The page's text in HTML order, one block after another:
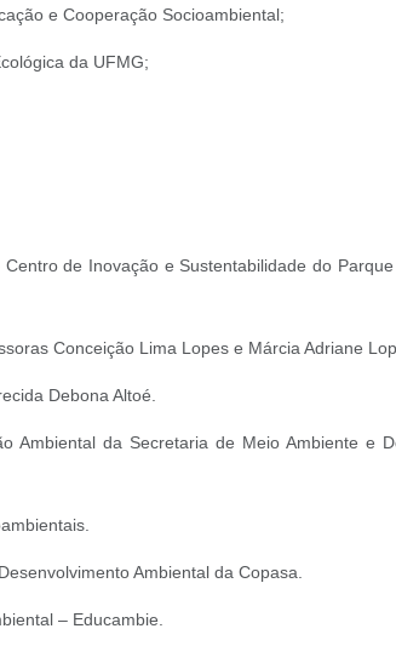
e Cooperação Socioambiental;
da UFMG;
de Inovação e Sustentabilidade do Parque
Conceição Lima Lopes e Márcia Adriane
Debona Altoé.
Ambiental da Secretaria de Meio Ambiente e
Ambiental da Copasa.
– Educambie.